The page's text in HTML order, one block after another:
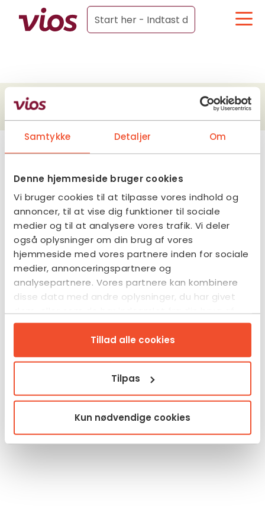
Samtykke Detaljer Om
Denne hjemmeside bruger cookies
Vi bruger cookies til at tilpasse vores indhold og
annoncer, til at vise dig funktioner til sociale
medier og til at analysere vores trafik. Vi deler
også oplysninger om din brug af vores
hjemmeside med vores partnere inden for sociale
medier, annonceringspartnere og
analysepartnere. Vores partnere kan kombinere
disse data med andre oplysninger, du har givet
dem, eller som de har indsamlet fra din brug af
deres tjenester.
Tillad alle cookies
Tilpas
Kun nødvendige cookies